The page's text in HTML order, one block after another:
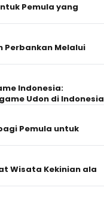
Pemula yang
Perbankan Melalui
Indonesia:
Udon di Indonesia
Pemula untuk
Wisata Kekinian ala